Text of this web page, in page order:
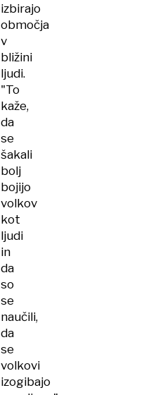
izbirajo
območja
v
bližini
ljudi.
"To
kaže,
da
se
šakali
bolj
bojijo
volkov
kot
ljudi
in
da
so
se
naučili,
da
se
volkovi
izogibajo